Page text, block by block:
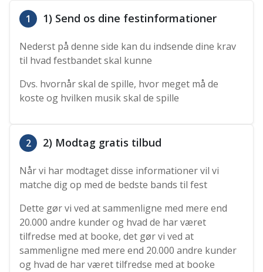
1 1) Send os dine festinformationer
Nederst på denne side kan du indsende dine krav
til hvad festbandet skal kunne
Dvs. hvornår skal de spille, hvor meget må de
koste og hvilken musik skal de spille
2 2) Modtag gratis tilbud
Når vi har modtaget disse informationer vil vi
matche dig op med de bedste bands til fest
Dette gør vi ved at sammenligne med mere end
20.000 andre kunder og hvad de har været
tilfredse med at booke, det gør vi ved at
sammenligne med mere end 20.000 andre kunder
og hvad de har været tilfredse med at booke